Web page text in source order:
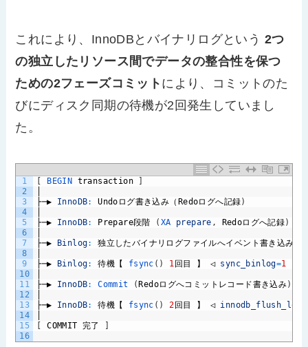
これにより、InnoDBとバイナリログという 2つ
の独立したリソース間でデータの整合性を保つ
ための2フェーズコミット により、コミットのた
びにディスク同期の待機が2回発生していまし
た。
1
2
3
4
5
6
7
8
9
10
11
12
13
14
15
16
[ BEGIN transaction
]
├─▶
InnoDB: Undo ログ書き込み（ Redoログへ記録)
├─▶
InnoDB: Prepare段階 ( XA prepare , Redoログへ記録)
├─▶
Binlog:
独立したバイナリログファイルへイベント書き込み
├─▶
Binlog: 待機【 fsync ( ) 1 回目 】 ◁ sync_binlog=1
├─▶
InnoDB: Commit (Redoログへコミットレコード書き込み)
├─▶
InnoDB: 待機【 fsync ( ) 2回目 】 ◁
[
COMMIT 完了 ]